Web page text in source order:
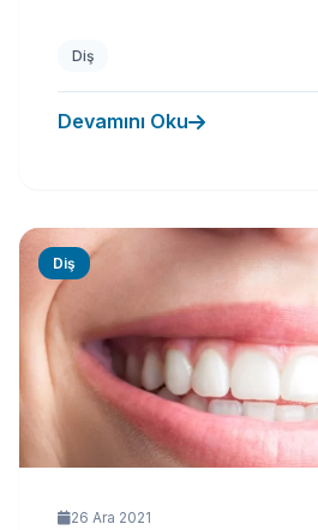
Diş
Devamını Oku
Diş
26 Ara 2021